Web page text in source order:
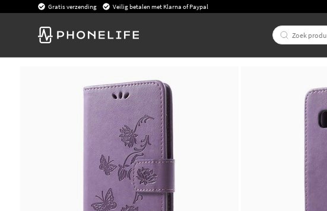
Gratis verzending Veilig betalen met Klarna of Paypal